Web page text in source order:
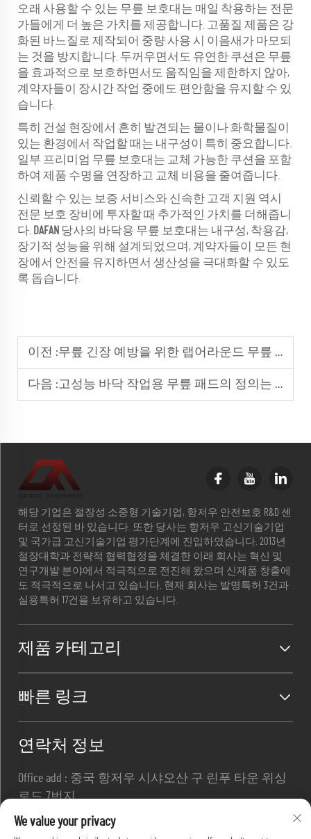
오래 사용할 수 있는 무릎 보호대는 매일 착용하는 전문
가들에게 더 높은 가치를 제공합니다. 고품질 제품은 강
화된 바느질로 제작되어 중량 사용 시 이음새가 마모되
는 것을 방지합니다. 두꺼우면서도 유연한 쿠션은 무릎
을 효과적으로 보호하면서도 움직임을 제한하지 않아,
계약자들이 장시간 작업 중에도 편안함을 유지할 수 있
습니다.
특히 건설 현장에서 흔히 발견되는 물이나 화학물질이
있는 환경에서 작업할 때는 내구성이 특히 중요합니다.
일부 프리미엄 무릎 보호대는 교체 가능한 쿠션을 포함
하여 제품 수명을 연장하고 교체 비용을 줄여줍니다.
신뢰할 수 있는 보증 서비스와 신속한 고객 지원 역시
전문 보호 장비에 투자할 때 추가적인 가치를 더해줍니
다. DAFAN 당사의 바닥용 무릎 보호대는 내구성, 착용감,
장기적 성능을 위해 설계되었으며, 계약자들이 모든 현
장에서 안전을 유지하면서 생산성을 극대화할 수 있도
록 돕습니다.
이전 :무릎 긴장 예방을 위한 랩어라운드 무릎 보호대의 이점
다음 : 고성능 바닥 작업용 무릎 패드의 정의는 무엇인가요?
해당 기업은 절장성 소중형 기술기업, 항저우 안전보호 R&D 센
터로 선정된 바 있습니다. 또한 당사는 항저우 고신기술기업
및 국가급 고신기술기업 평가단계에 진입하였습니다. 2013년
절장대학과 전략적 협력협정을 체결한 이래 회사는 혁신 및
연구개발 분야에서 적극적으로 전진해 왔으며 신제품 창출에
도 적극적으로 나서고 있습니다. 현재 회사는 발명특허 3건과
실용특허 17건을 보유하고 있습니다.
제품 카테고리
빠른 링크
연락처 정보
Office add : 중국 항저우 시샤오산 구 린푸 타운 위싱
로드 7번지
이메일 :
[email protected]
전화번호 :
+86-13967169961
We value your privacy